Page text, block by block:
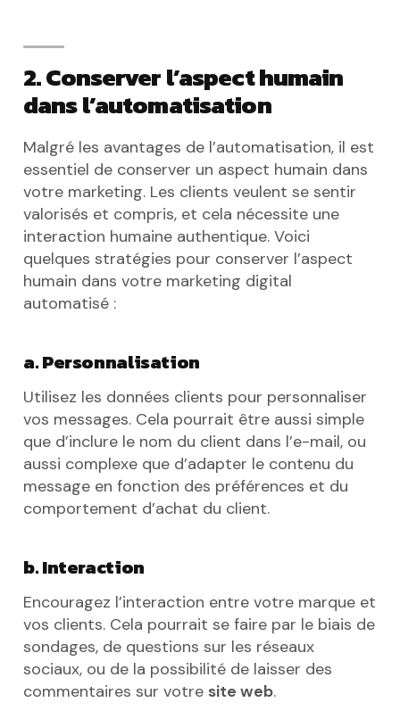
2. Conserver l’aspect humain
dans l’automatisation
Malgré les avantages de l’automatisation, il est
essentiel de conserver un aspect humain dans
votre marketing. Les clients veulent se sentir
valorisés et compris, et cela nécessite une
interaction humaine authentique. Voici
quelques stratégies pour conserver l’aspect
humain dans votre marketing digital
automatisé :
a. Personnalisation
Utilisez les données clients pour personnaliser
vos messages. Cela pourrait être aussi simple
que d’inclure le nom du client dans l’e-mail, ou
aussi complexe que d’adapter le contenu du
message en fonction des préférences et du
comportement d’achat du client.
b. Interaction
Encouragez l’interaction entre votre marque et
vos clients. Cela pourrait se faire par le biais de
sondages, de questions sur les réseaux
sociaux, ou de la possibilité de laisser des
commentaires sur votre site web.